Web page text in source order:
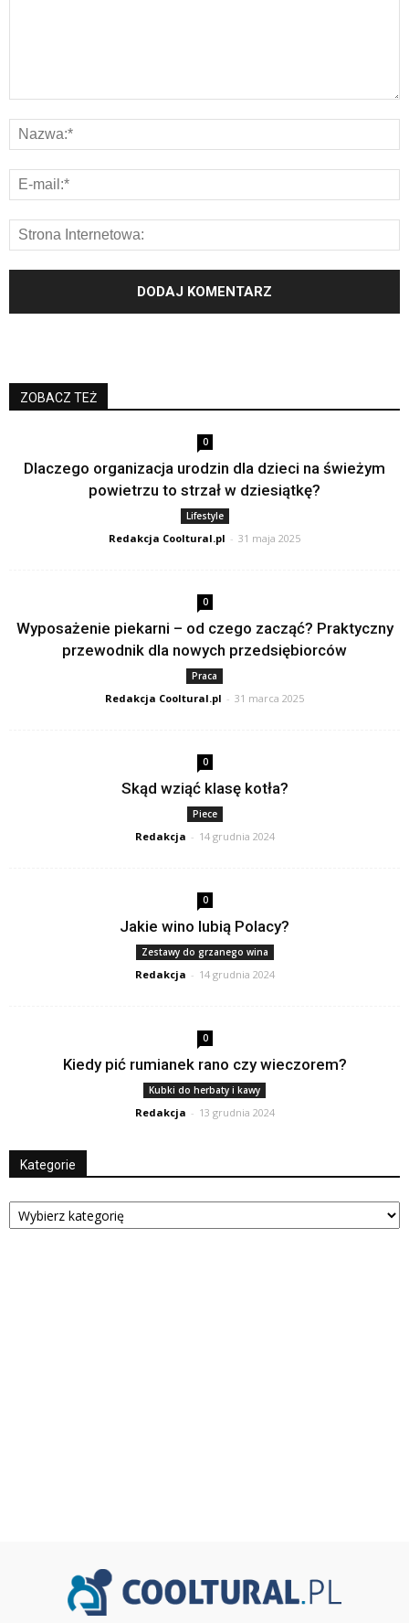
ZOBACZ TEŻ
0
Dlaczego organizacja urodzin dla dzieci na świeżym
powietrzu to strzał w dziesiątkę?
Lifestyle
Redakcja Cooltural.pl - 31 maja 2025
0
Wyposażenie piekarni – od czego zacząć? Praktyczny
przewodnik dla nowych przedsiębiorców
Praca
Redakcja Cooltural.pl - 31 marca 2025
0
Skąd wziąć klasę kotła?
Piece
Redakcja - 14 grudnia 2024
0
Jakie wino lubią Polacy?
Zestawy do grzanego wina
Redakcja - 14 grudnia 2024
0
Kiedy pić rumianek rano czy wieczorem?
Kubki do herbaty i kawy
Redakcja - 13 grudnia 2024
Kategorie
Kategorie